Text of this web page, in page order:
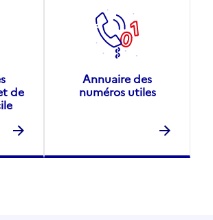
de
Annuaire des
numéros utiles